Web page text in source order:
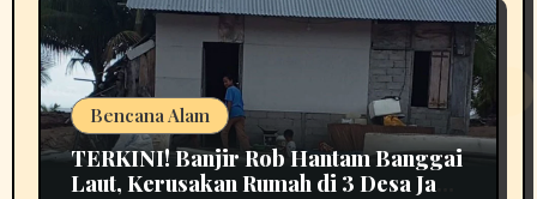
Bencana Alam
TERKINI! Banjir Rob Hantam Banggai
Laut, Kerusakan Rumah di 3 Desa Jadi